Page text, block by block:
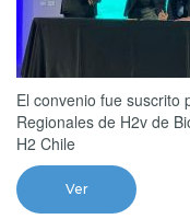
El convenio fue suscrito
Regionales de H2v de
H2 Chile
Ver